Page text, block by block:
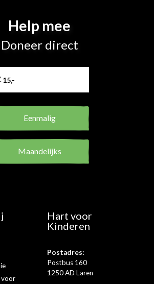
Help mee
Doneer direct
Eenmalig
Maandelijks
voor
Hart voor
Kinderen
Postadres:
Postbus 160
1250 AD Laren